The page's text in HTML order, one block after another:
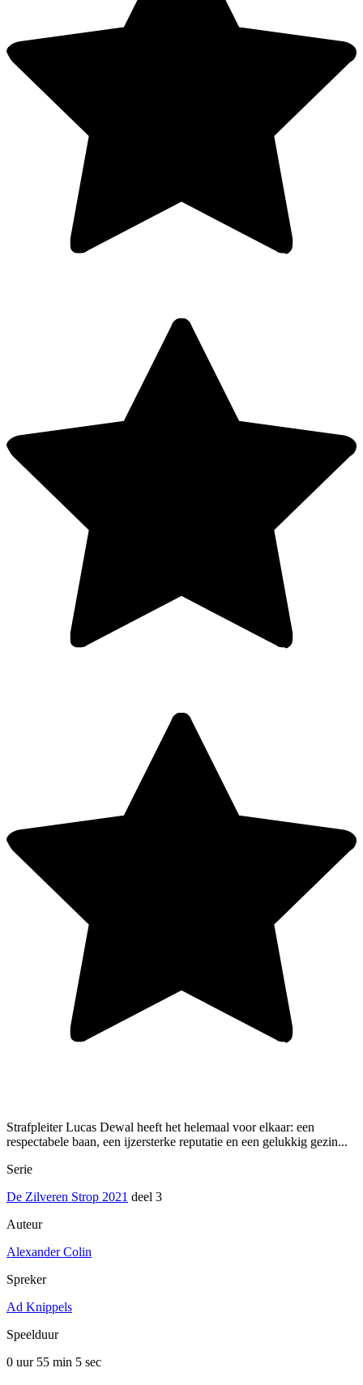
Strafpleiter Lucas Dewal heeft het helemaal voor elkaar: een
respectabele baan, een ijzersterke reputatie en een gelukkig gezin...
Serie
De Zilveren Strop 2021 deel 3
Auteur
Alexander Colin
Spreker
Ad Knippels
Speelduur
0 uur 55 min 5 sec